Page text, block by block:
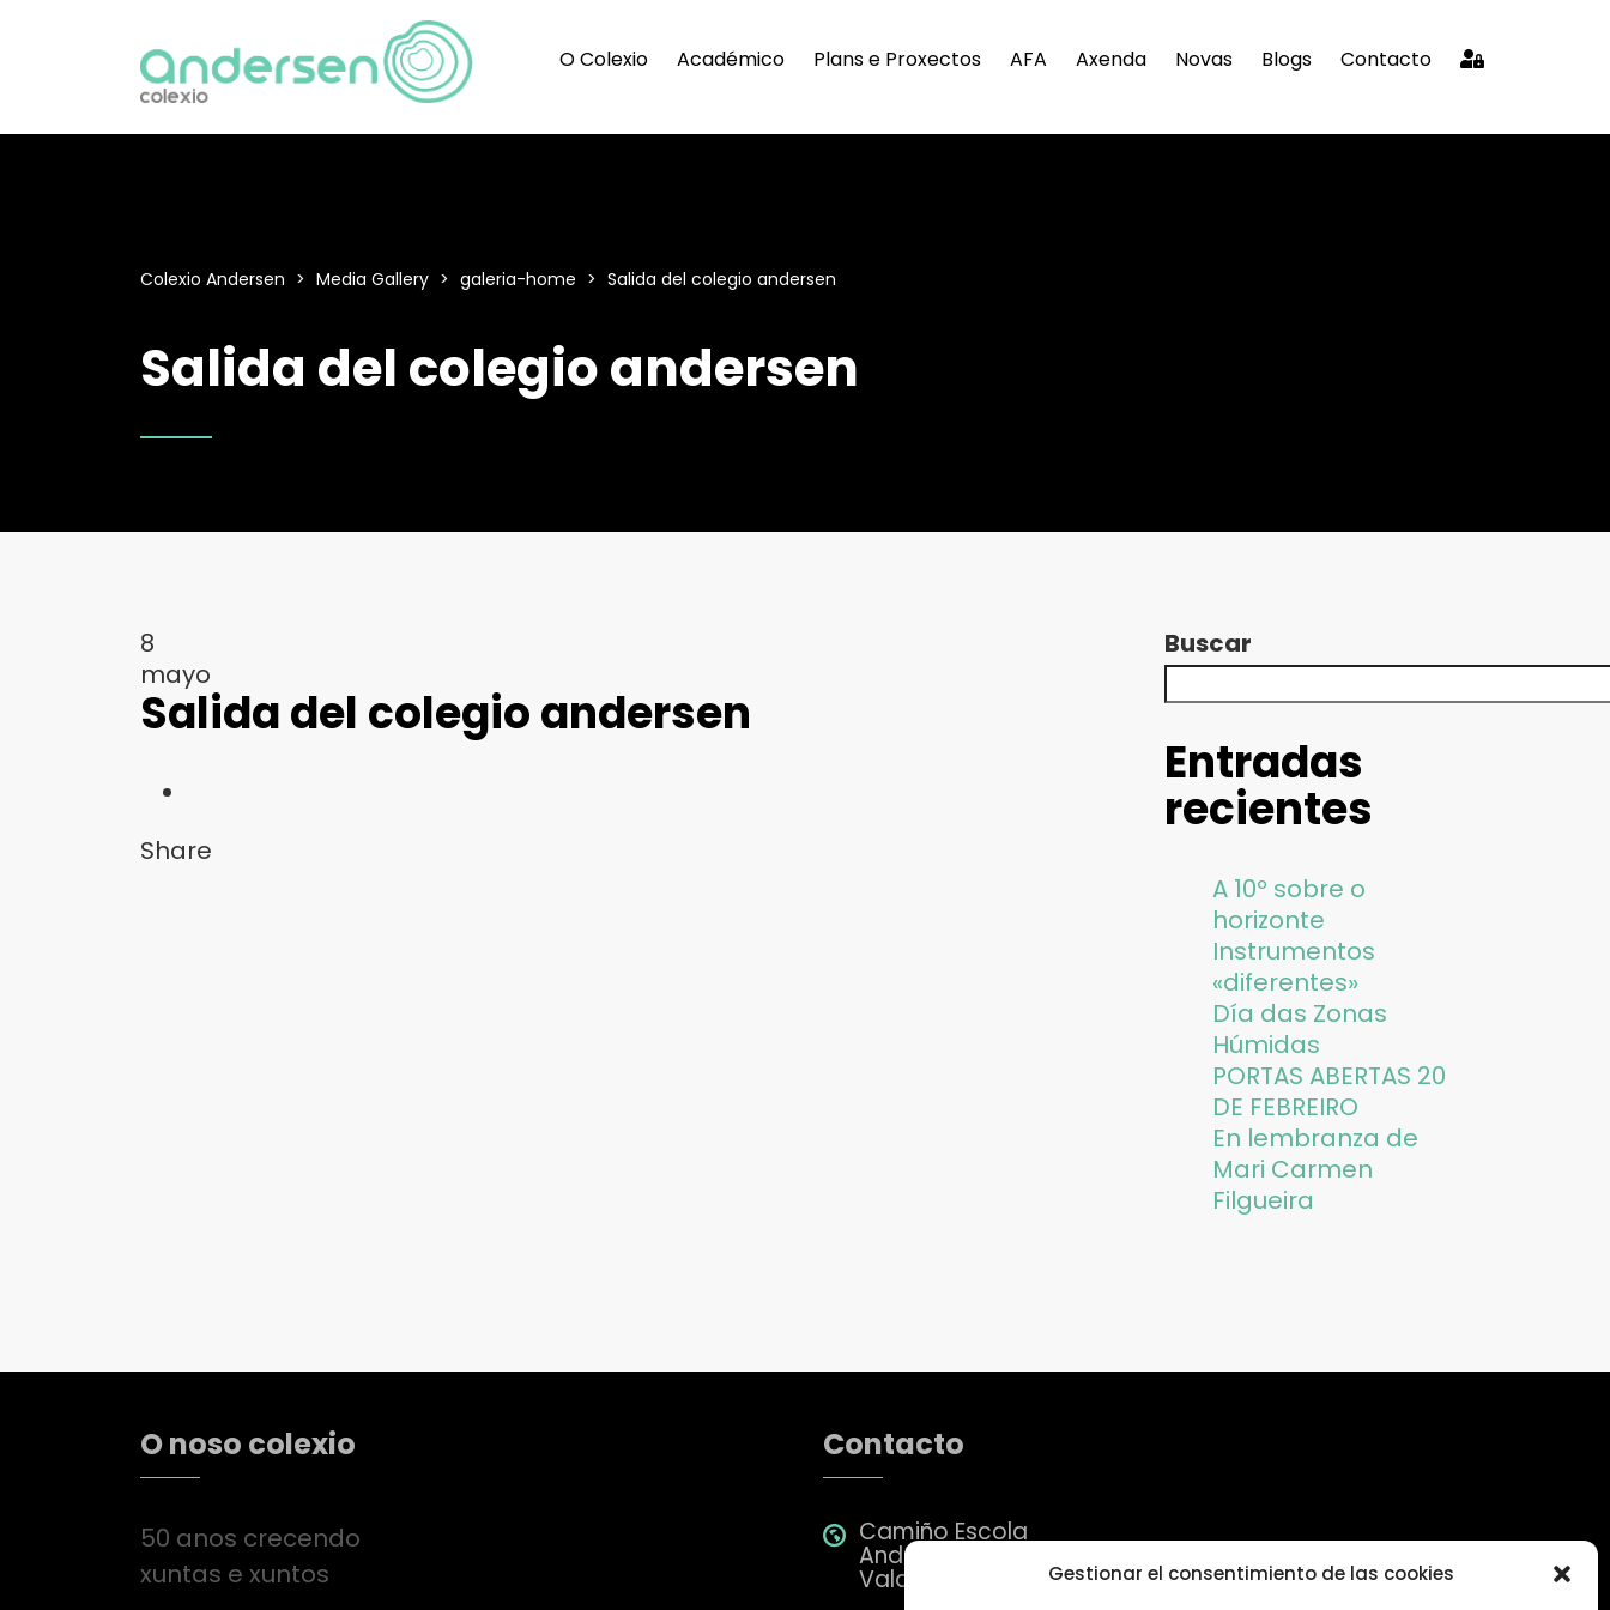
Gestionar el consentimiento de las cookies
O Colexio Académico Plans e Proxectos AFA Axenda Novas Blogs Contacto
Colexio Andersen > Media Gallery > galeria-home > Salida del colegio andersen
Salida del colegio andersen
8
mayo
Salida del colegio andersen
Share
Buscar
Entradas
recientes
A 10º sobre o
horizonte
Instrumentos
«diferentes»
Día das Zonas
Húmidas
PORTAS ABERTAS 20
DE FEBREIRO
En lembranza de
Mari Carmen
Filgueira
O noso colexio
50 anos crecendo
xuntas e xuntos
Contacto
Camiño Escola
Andersen 28 A Garrida-
Valadares 36315 - Vigo